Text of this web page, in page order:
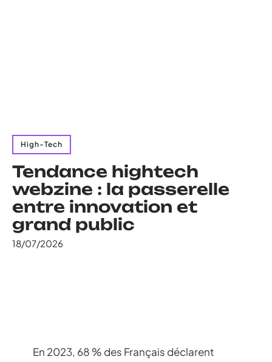
High-Tech
Tendance hightech
webzine : la passerelle
entre innovation et
grand public
18/07/2026
En 2023, 68 % des Français déclarent